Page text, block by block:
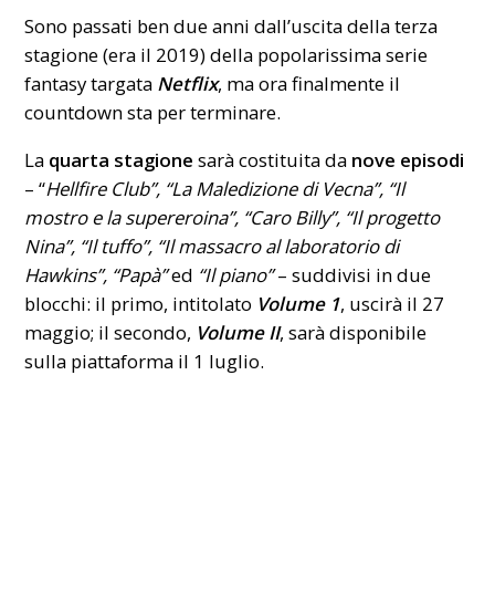
Sono passati ben due anni dall’uscita della terza
stagione (era il 2019) della popolarissima serie
fantasy targata Netflix, ma ora finalmente il
countdown sta per terminare.
La quarta stagione sarà costituita da nove episodi
– “Hellfire Club”, “La Maledizione di Vecna”, “Il
mostro e la supereroina”, “Caro Billy”, “Il progetto
Nina”, “Il tuffo”, “Il massacro al laboratorio di
Hawkins”, “Papà”ed “Il piano”– suddivisi in due
blocchi: il primo, intitolato Volume 1, uscirà il 27
maggio; il secondo, Volume II, sarà disponibile
sulla piattaforma il 1 luglio.